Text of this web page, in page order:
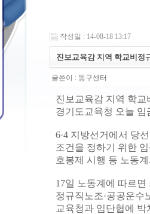
작성일 : 14-08-18 13:17
진보교육감 지역 학교비정
글쓴이 : 동구센터
진보교육감 지역 학
경기도교육청 오늘
6·4 지방선거에서 당
조건을 정하기 위한
호봉제 시행 등 노동
17일 노동계에 따르면
정규직노조·공공운
교육청과 임단협에